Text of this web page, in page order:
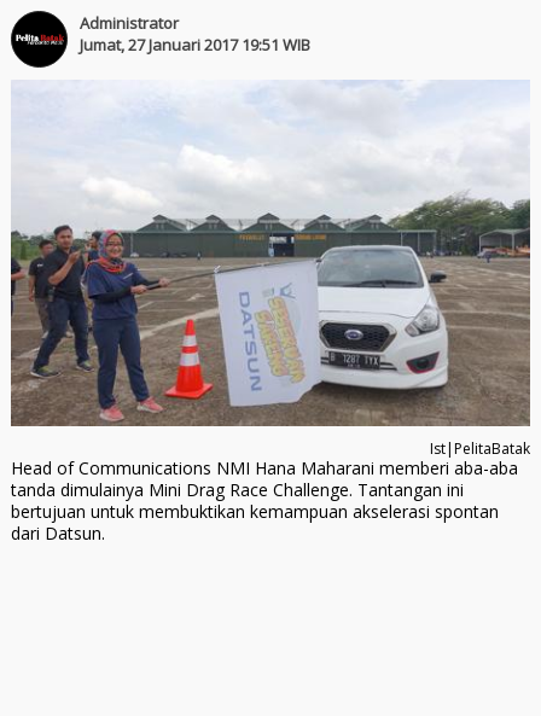
Administrator
Jumat, 27 Januari 2017 19:51 WIB
Ist|PelitaBatak
Head of Communications NMI Hana Maharani memberi aba-aba
tanda dimulainya Mini Drag Race Challenge. Tantangan ini
bertujuan untuk membuktikan kemampuan akselerasi spontan
dari Datsun.